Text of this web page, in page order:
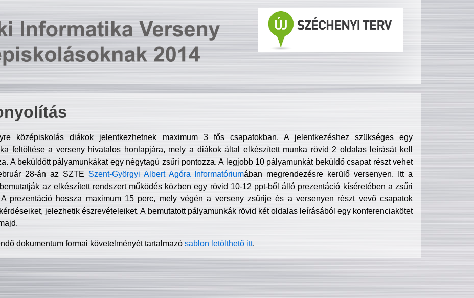
középiskolás diákok jelentkezhetnek maximum 3 fős csapatokban. A jelentkezéshez szükséges egy
feltöltése a verseny hivatalos honlapjára, mely a diákok által elkészített munka rövid 2 oldalas leírását kell
A beküldött pályamunkákat egy négytagú zsűri pontozza. A legjobb 10 pályamunkát beküldő csapat részt vehet
28-án az SZTE Szent-Györgyi Albert Agóra Informatóriumában megrendezésre kerülő versenyen. Itt a
az elkészített rendszert működés közben egy rövid 10-12 ppt-ből álló prezentáció kíséretében a zsűri
A prezentáció hossza maximum 15 perc, mely végén a verseny zsűrije és a versenyen részt vevő csapatok
jelezhetik észrevételeiket. A bemutatott pályamunkák rövid két oldalas leírásából egy konferenciakötet
dokumentum formai követelményét tartalmazósablon letölthető itt.